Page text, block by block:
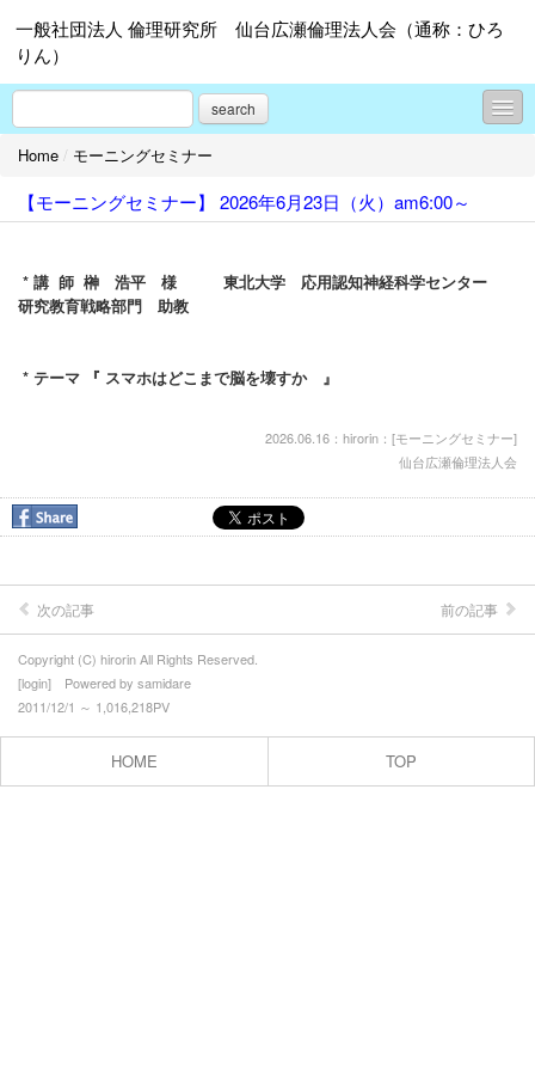
一般社団法人 倫理研究所 仙台広瀬倫理法人会（通称：ひろ
りん）
search
イベント
レポート
モーニングセミナー
Home / モーニングセミナー
【モーニングセミナー】 2026年6月23日（火）am6:00～
* 講 師 榊 浩平 様 東北大学 応用認知神経科学センター
研究教育戦略部門 助教
* テーマ 『 スマホはどこまで脳を壊すか 』
2026.06.16：hirorin：[モーニングセミナー]
仙台広瀬倫理法人会
次の記事 前の記事
Copyright (C) hirorin All Rights Reserved.
[login] Powered by samidare
2011/12/1 ～ 1,016,218PV
HOME TOP